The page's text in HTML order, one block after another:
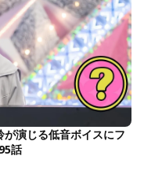
が演じる低音ボイスにフ
話